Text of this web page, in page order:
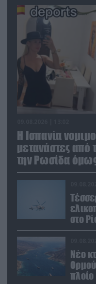
Η Ισπανία
μετανάστες από
την Ρωσίδα
απέλαση
στο
Νέο